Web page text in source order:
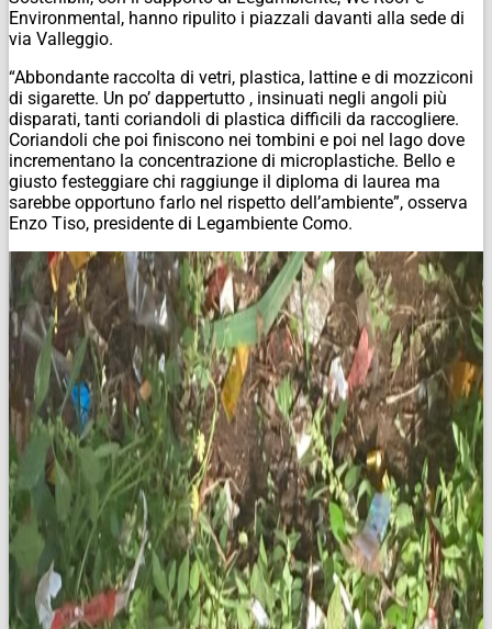
Environmental, hanno ripulito i piazzali davanti alla sede di
via Valleggio.
“Abbondante raccolta di vetri, plastica, lattine e di mozziconi
di sigarette. Un po’ dappertutto , insinuati negli angoli più
disparati, tanti coriandoli di plastica difficili da raccogliere.
Coriandoli che poi finiscono nei tombini e poi nel lago dove
incrementano la concentrazione di microplastiche. Bello e
giusto festeggiare chi raggiunge il diploma di laurea ma
sarebbe opportuno farlo nel rispetto dell’ambiente”, osserva
Enzo Tiso, presidente di Legambiente Como.